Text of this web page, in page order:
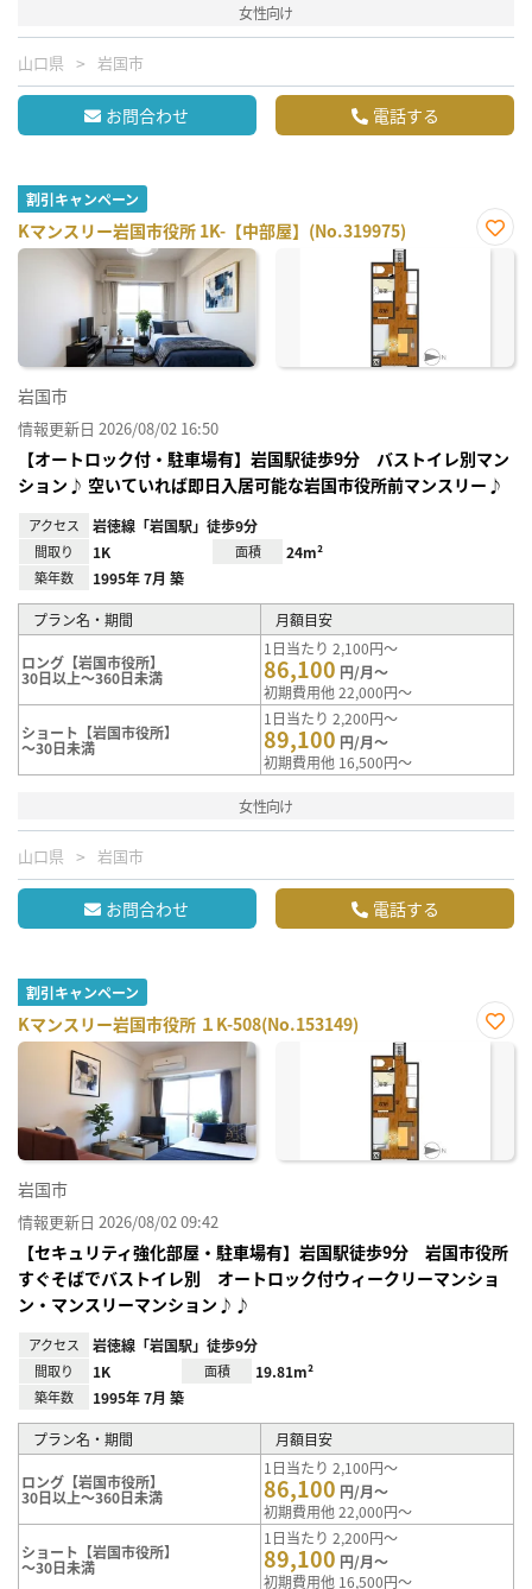
女性向け
山口県 岩国市
お問合わせ 電話する
割引キャンペーン
Kマンスリー岩国市役所 1K-【中部屋】(No.319975)
お気
岩国市
情報更新日 2026/08/02 16:50
【オートロック付・駐車場有】岩国駅徒歩9分 バストイレ別マン
ション♪ 空いていれば即日入居可能な岩国市役所前マンスリー♪
アクセス 岩徳線「岩国駅」徒歩9分
間取り 1K 面積 24m²
築年数 1995年 7月 築
プラン名・期間 月額目安
ロング【岩国市役所】
30日以上～360日未満
1日当たり 2,100円～
86,100 円/月～
初期費用他 22,000円～
ショート【岩国市役所】
～30日未満
1日当たり 2,200円～
89,100 円/月～
初期費用他 16,500円～
女性向け
山口県 岩国市
お問合わせ 電話する
割引キャンペーン
Kマンスリー岩国市役所 １K-508(No.153149)
お気
岩国市
情報更新日 2026/08/02 09:42
【セキュリティ強化部屋・駐車場有】岩国駅徒歩9分 岩国市役所
すぐそばでバストイレ別 オートロック付ウィークリーマンショ
ン・マンスリーマンション♪♪
アクセス 岩徳線「岩国駅」徒歩9分
間取り 1K 面積 19.81m²
築年数 1995年 7月 築
プラン名・期間 月額目安
ロング【岩国市役所】
30日以上～360日未満
1日当たり 2,100円～
86,100 円/月～
初期費用他 22,000円～
ショート【岩国市役所】
～30日未満
1日当たり 2,200円～
89,100 円/月～
初期費用他 16,500円～